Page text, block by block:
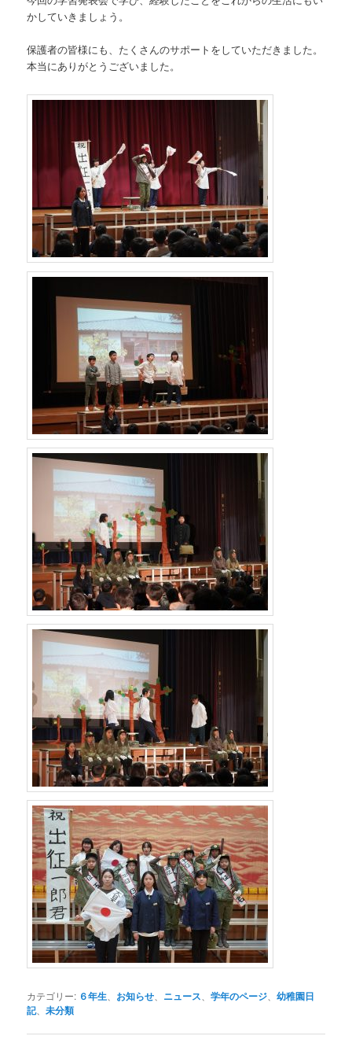
かしていきましょう。
保護者の皆様にも、たくさんのサポートをしていただきました。
本当にありがとうございました。
カテゴリー: ６年生 お知らせ ニュース 、学年のページ 、幼稚園日
記、未分類